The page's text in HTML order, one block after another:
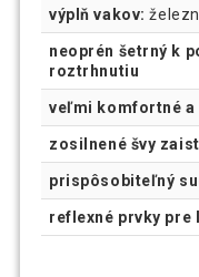
výplň vakov:
neoprén šetrný k
roztrhnutiu
veľmi komfortné a
zosilnené švy
prispôsobiteľný
reflexné prvky